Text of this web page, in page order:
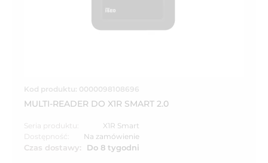
Kod produktu: 0000098108696
MULTI-READER DO X1R SMART 2.0
Seria produktu:
X1R Smart
Dostępność:
Na zamówienie
Czas dostawy: Do 8 tygodni